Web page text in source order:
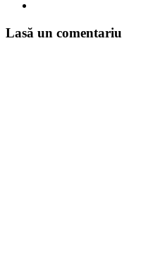
Lasă un comentariu